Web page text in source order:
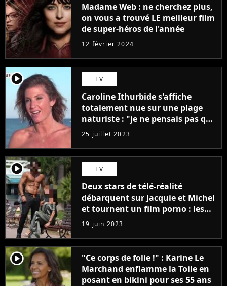
Madame Web : ne cherchez plus,
on vous a trouvé LE meilleur film
de super-héros de l'année
12 février 2024
player2 TV
Caroline Ithurbide s'affiche
totalement nue sur une plage
naturiste : "je ne pensais pas que
j'arriverais à le faire..."
25 juillet 2023
player2 TV
Deux stars de télé-réalité
débarquent sur Jacquie et Michel
et tournent un film porno : les
premières images du tournage
(exclu)
19 juin 2023
player2
"Ce corps de folie !" : Karine Le
Marchand enflamme la Toile en
posant en bikini pour ses 55 ans